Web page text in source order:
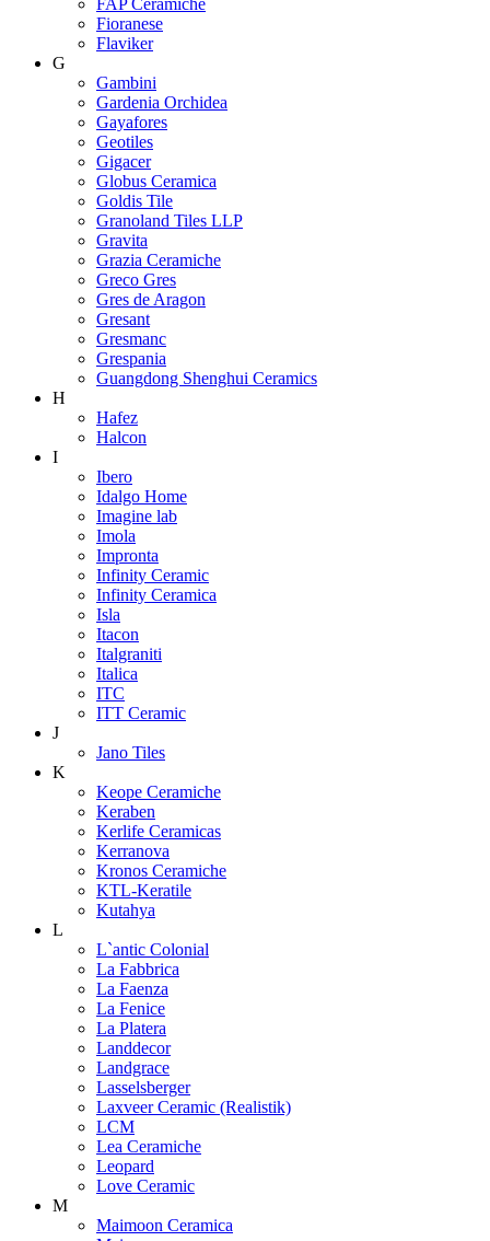
Fioranese
Flaviker
G
Gambini
Gardenia Orchidea
Gayafores
Geotiles
Gigacer
Globus Ceramica
Goldis Tile
Granoland Tiles LLP
Gravita
Grazia Ceramiche
Greco Gres
Gres de Aragon
Gresant
Gresmanc
Grespania
Guangdong Shenghui Ceramics
H
Hafez
Halcon
I
Ibero
Idalgo Home
Imagine lab
Imola
Impronta
Infinity Ceramic
Infinity Ceramica
Isla
Itacon
Italgraniti
Italica
ITC
ITT Ceramic
J
Jano Tiles
K
Keope Ceramiche
Keraben
Kerlife Ceramicas
Kerranova
Kronos Ceramiche
KTL-Keratile
Kutahya
L
L`antic Colonial
La Fabbrica
La Faenza
La Fenice
La Platera
Landdecor
Landgrace
Lasselsberger
Laxveer Ceramic (Realistik)
LCM
Lea Ceramiche
Leopard
Love Ceramic
M
Maimoon Ceramica